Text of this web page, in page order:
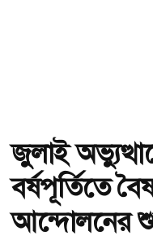
জুলাই
বর্ষপূর্তিতে
আন্দোলনের